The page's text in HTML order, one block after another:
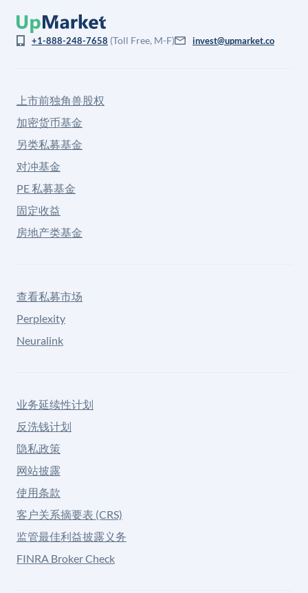
+1-888-248-7658 (Toll Free, M-F) invest@upmarket.co
上市前独角兽股权
加密货币基金
另类私募基金
对冲基金
PE 私募基金
固定收益
房地产类基金
查看私募市场
Perplexity
Neuralink
业务延续性计划
反洗钱计划
隐私政策
网站披露
使用条款
客户关系摘要表 (CRS)
监管最佳利益披露义务
FINRA Broker Check